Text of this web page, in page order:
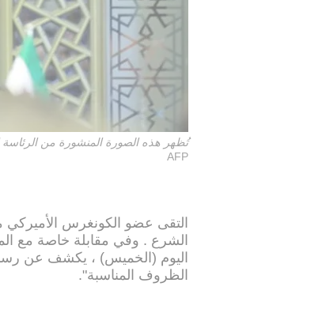
تُظهر هذه الصورة المنشورة من الرئاسة
AFP
التقى عضو الكونغرس
الشرع . وفي مقابلة خاصة مع
اليوم (الخميس) ، يكشف عن
الظروف المناسبة".